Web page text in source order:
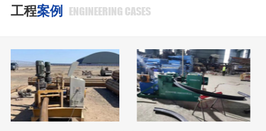
工程案例 ENGINEERING CASES